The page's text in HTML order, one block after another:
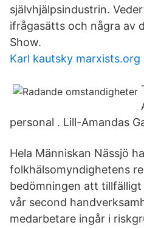
självhjälpsindustrin.
ifrågasätts och några av
Show.
Karl kautsky marxists.org
personal . Lill-Amandas
Hela Människan Nässjö
folkhälsomyndighetens
bedömningen att
vår second
medarbetare ingår i